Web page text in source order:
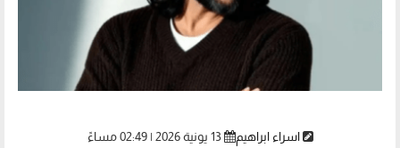
اسراء ابراهيم 13 يونية 2026 | 02:49 مساءً